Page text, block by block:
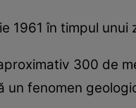
1961 în timpul unui
300 de
un fenomen